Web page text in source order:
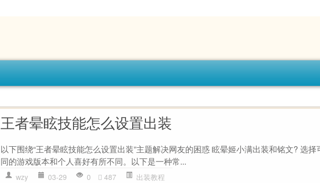
王者晕眩技能怎么设置出装
以下围绕“王者晕眩技能怎么设置出装”主题解决网友的困惑 眩晕姬小满出装和铭文? 选择
同的游戏版本和个人喜好有所不同。以下是一种常...
wzy 03-29 0 487 出装教程